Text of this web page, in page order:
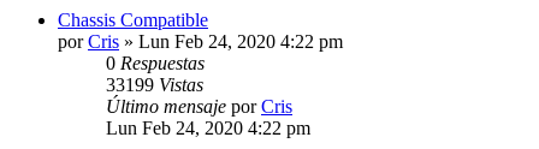
Chassis Compatible
porCris » Lun Feb 24, 2020 4:22 pm
0 Respuestas
33199 Vistas
Último mensaje porCris
Lun Feb 24, 2020 4:22 pm